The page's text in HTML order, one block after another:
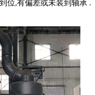
位,有偏差或未装到轴承 .